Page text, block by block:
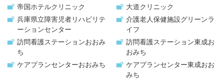
帝国ホテルクリニック
大道クリニック
兵庫県立障害児者リハビリテ
ーションセンター
介護老人保健施設グリーンラ
イフ
訪問看護ステーションおおみ
ち
訪問看護ステーション東成お
おみち
ケアプランセンターおおみち ケアプランセンター東成おお
みち